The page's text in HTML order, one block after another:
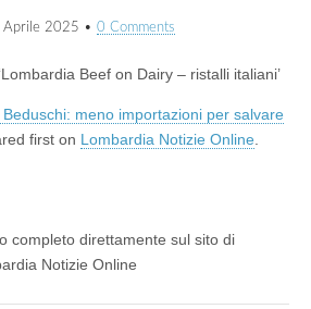
Aprile 2025 • 0 Comments
Beef on Dairy – ristalli italiani’
meno importazioni per salvare
first on Lombardia Notizie Online
completo direttamente sul sito di
Notizie Online